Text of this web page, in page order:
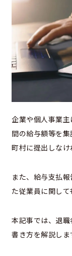
企業や個人事業
間の給与額等を
町村に提出しなけ
また、給与支払
た従業員に関して
本記事では、退
書き方を解説しま